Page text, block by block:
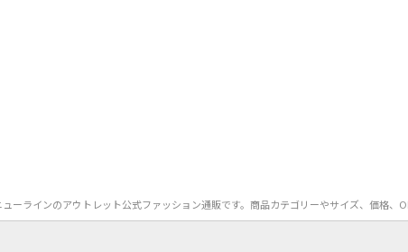
ラインのアウトレット公式ファッション通販です。商品カテゴリーやサイズ、価格、